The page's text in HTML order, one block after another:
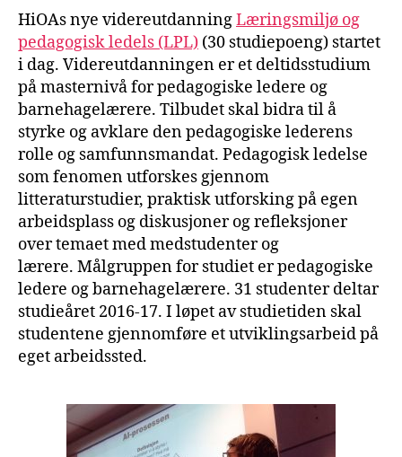
HiOAs nye videreutdanningLæringsmiljø og
pedagogisk ledels (LPL) (30 studiepoeng) startet
i dag. Videreutdanningen er et deltidsstudium
på masternivå for pedagogiske ledere og
barnehagelærere. Tilbudet skal bidra til å
styrke og avklare den pedagogiske lederens
rolle og samfunnsmandat. Pedagogisk ledelse
som fenomen utforskes gjennom
litteraturstudier, praktisk utforsking på egen
arbeidsplass og diskusjoner og refleksjoner
over temaet med medstudenter og
lærere. Målgruppen for studiet er pedagogiske
ledere og barnehagelærere. 31 studenter deltar
studieåret 2016-17. I løpet av studietiden skal
studentene gjennomføre et utviklingsarbeid på
eget arbeidssted.